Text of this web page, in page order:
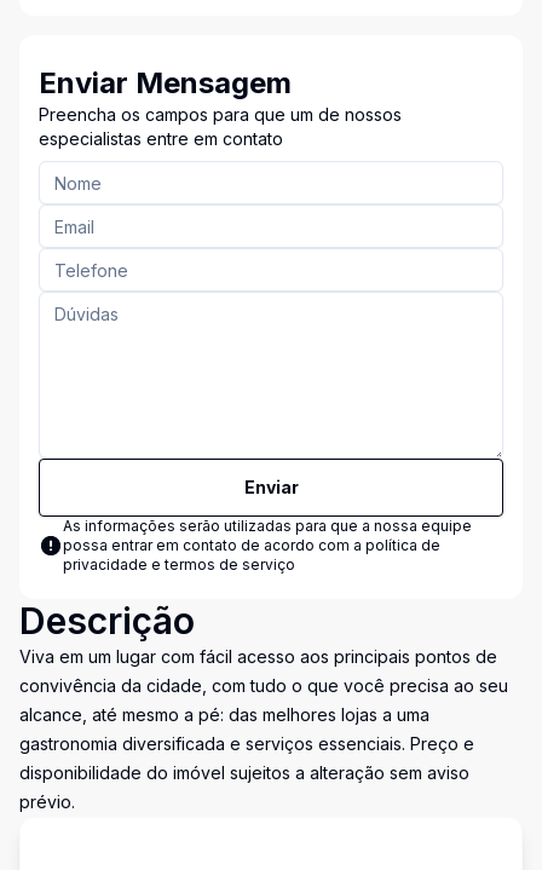
Enviar Mensagem
Preencha os campos para que um de nossos
especialistas entre em contato
Enviar
As informações serão utilizadas para que a nossa equipe
possa entrar em contato de acordo com a política de
privacidade e termos de serviço
Descrição
Viva em um lugar com fácil acesso aos principais pontos de
convivência da cidade, com tudo o que você precisa ao seu
alcance, até mesmo a pé: das melhores lojas a uma
gastronomia diversificada e serviços essenciais. Preço e
disponibilidade do imóvel sujeitos a alteração sem aviso
prévio.